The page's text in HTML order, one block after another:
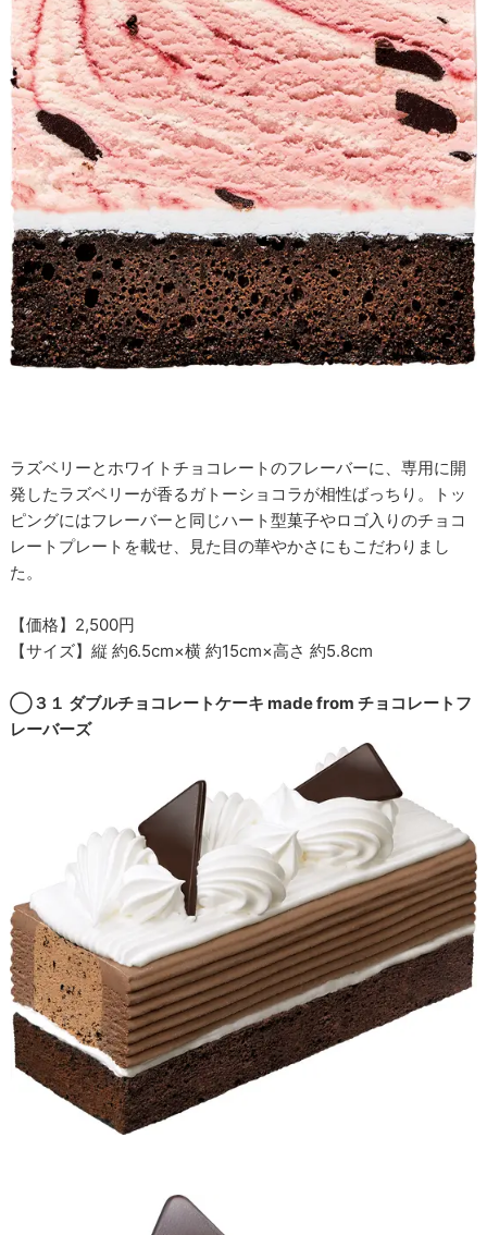
ラズベリーとホワイトチョコレートのフレーバーに、専用に開
発したラズベリーが香るガトーショコラが相性ばっちり。トッ
ピングにはフレーバーと同じハート型菓子やロゴ入りのチョコ
レートプレートを載せ、見た目の華やかさにもこだわりまし
た。
【価格】2,500円
【サイズ】縦 約6.5cm×横 約15cm×高さ 約5.8cm
◯３１ ダブルチョコレートケーキ made from チョコレートフ
レーバーズ